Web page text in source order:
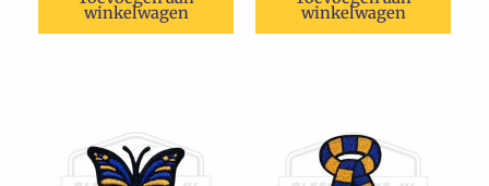
winkelwagen winkelwagen